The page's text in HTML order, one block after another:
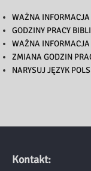
WAŻNA INFORMACJA
GODZINY PRACY
WAŻNA INFORMACJA
ZMIANA GODZIN
NARYSUJ JĘZYK
Kontakt: